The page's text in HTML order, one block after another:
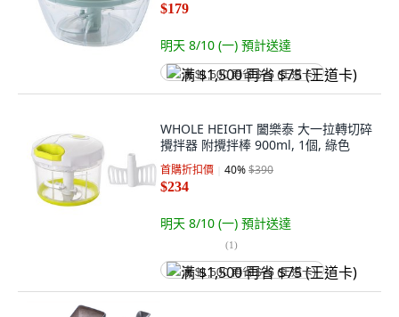
$179
明天 8/10 (一) 預計送達
满 $1,500 再省 $75 (王道卡)
WHOLE HEIGHT 闔樂泰 大一拉轉切碎
攪拌器 附攪拌棒 900ml, 1個, 綠色
首購折扣價 40%$390
$234
明天 8/10 (一) 預計送達
(1)
满 $1,500 再省 $75 (王道卡)